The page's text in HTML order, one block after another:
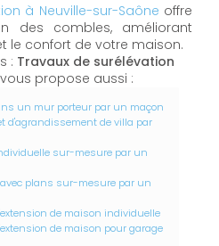
à Neuville-sur-Saône offre
des combles, améliorant
le confort de votre maison.
: Travaux de surélévation
vous propose aussi :
un mur porteur par un maçon
d'agrandissement de villa par
sur-mesure par un
plans sur-mesure par un
de maison individuelle
de maison pour garage